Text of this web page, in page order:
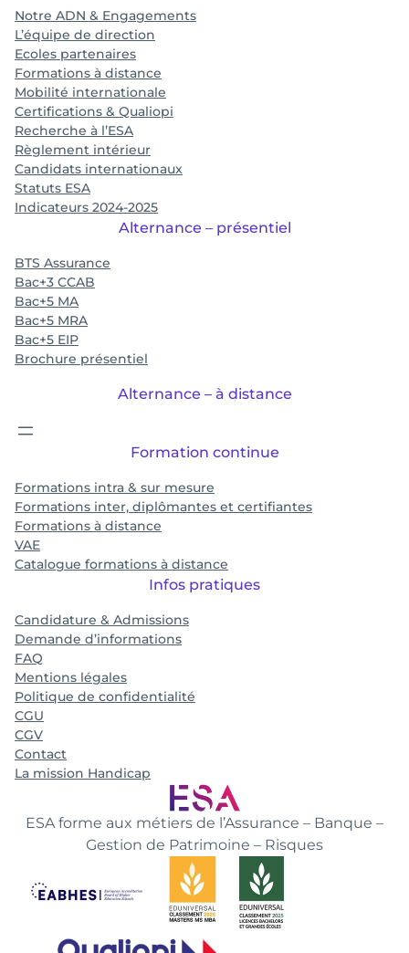
ESA forme aux métiers de l’Assurance – Banque –
Gestion de Patrimoine – Risques
Notre ADN & Engagements
L’équipe de direction
Ecoles partenaires
Formations à distance
Mobilité internationale
Certifications & Qualiopi
Recherche à l’ESA
Règlement intérieur
Candidats internationaux
Statuts ESA
Indicateurs 2024-2025
Alternance – présentiel
BTS Assurance
Bac+3 CCAB
Bac+5 MA
Bac+5 MRA
Bac+5 EIP
Brochure présentiel
Alternance – à distance
Formation continue
Formations intra & sur mesure
Formations inter, diplômantes et certifiantes
Formations à distance
VAE
Catalogue formations à distance
Infos pratiques
Candidature & Admissions
Demande d’informations
FAQ
Mentions légales
Politique de confidentialité
CGU
CGV
Contact
La mission Handicap